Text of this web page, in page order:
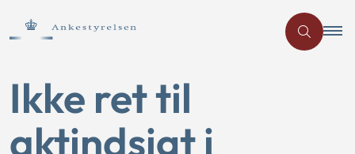
Ikke ret til
aktindsigt i